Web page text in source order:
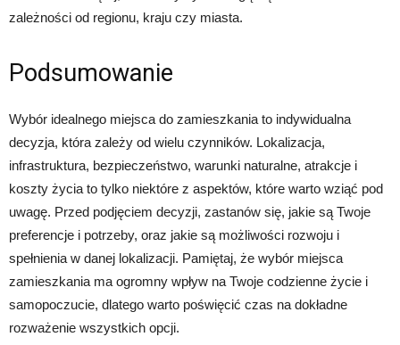
zależności od regionu, kraju czy miasta.
Podsumowanie
Wybór idealnego miejsca do zamieszkania to indywidualna
decyzja, która zależy od wielu czynników. Lokalizacja,
infrastruktura, bezpieczeństwo, warunki naturalne, atrakcje i
koszty życia to tylko niektóre z aspektów, które warto wziąć pod
uwagę. Przed podjęciem decyzji, zastanów się, jakie są Twoje
preferencje i potrzeby, oraz jakie są możliwości rozwoju i
spełnienia w danej lokalizacji. Pamiętaj, że wybór miejsca
zamieszkania ma ogromny wpływ na Twoje codzienne życie i
samopoczucie, dlatego warto poświęcić czas na dokładne
rozważenie wszystkich opcji.